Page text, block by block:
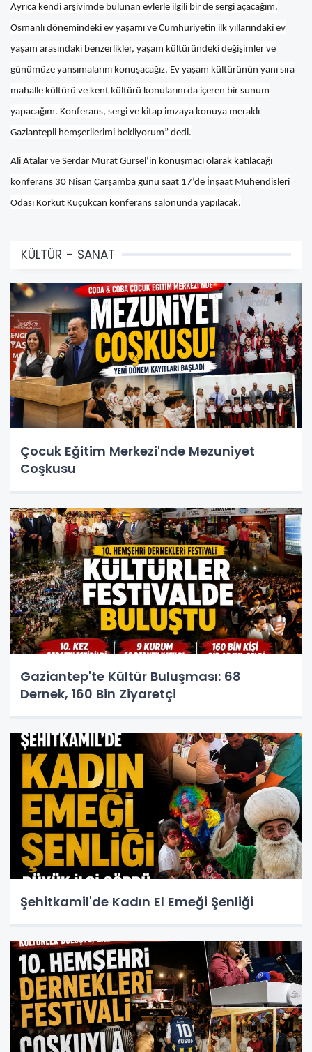
Ayrıca kendi arşivimde bulunan evlerle ilgili bir de sergi açacağım.
Osmanlı dönemindeki ev yaşamı ve Cumhuriyetin ilk yıllarındaki ev
yaşam arasındaki benzerlikler, yaşam kültüründeki değişimler ve
günümüze yansımalarını konuşacağız. Ev yaşam kültürünün yanı sıra
mahalle kültürü ve kent kültürü konularını da içeren bir sunum
yapacağım. Konferans, sergi ve kitap imzaya konuya meraklı
Gaziantepli hemşerilerimi bekliyorum” dedi.
Ali Atalar ve Serdar Murat Gürsel’in konuşmacı olarak katılacağı
konferans 30 Nisan Çarşamba günü saat 17’de İnşaat Mühendisleri
Odası Korkut Küçükcan konferans salonunda yapılacak.
KÜLTÜR - SANAT
Çocuk Eğitim Merkezi'nde Mezuniyet
Coşkusu
Gaziantep'te Kültür Buluşması: 68
Dernek, 160 Bin Ziyaretçi
Şehitkamil'de Kadın El Emeği Şenliği